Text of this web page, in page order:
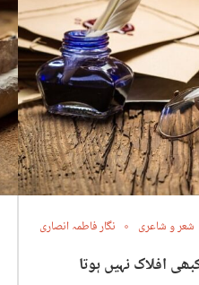
شعر و شاعری نگار فاطمہ انصاری
افلاک نہیں ہوتا